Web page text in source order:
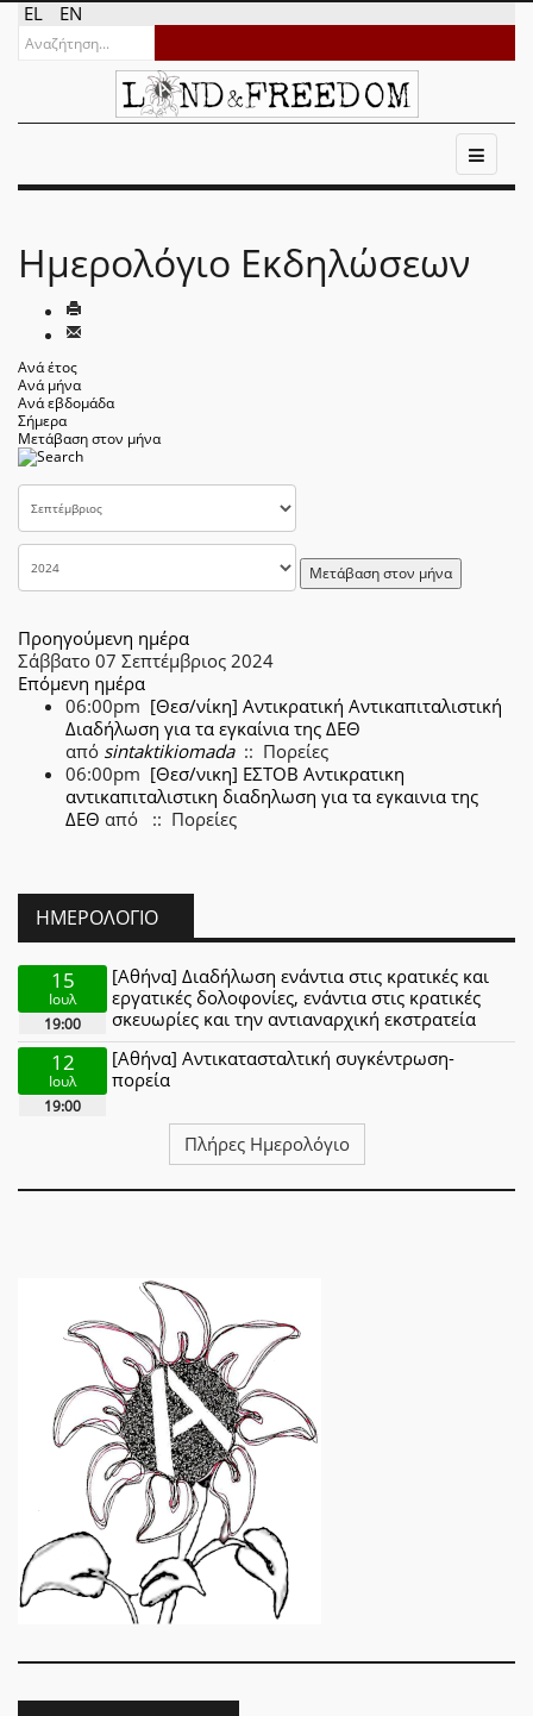
EL EN
Ημερολόγιο Εκδηλώσεων
Ανά έτος
Ανά μήνα
Ανά εβδομάδα
Σήμερα
Μετάβαση στον μήνα
Μετάβαση στον μήνα
Προηγούμενη ημέρα
Σάββατο 07 Σεπτέμβριος 2024
Επόμενη ημέρα
06:00pm [Θεσ/νίκη] Αντικρατική Αντικαπιταλιστική
Διαδήλωση για τα εγκαίνια της ΔΕΘ
από sintaktikiomada:: Πορείες
06:00pm [Θεσ/νικη] ΕΣΤΟΒ Αντικρατικη
αντικαπιταλιστικη διαδηλωση για τα εγκαινια της
ΔΕΘ από :: Πορείες
ΗΜΕΡΟΛΌΓΙΟ
15
Ιουλ
19:00
[Αθήνα] Διαδήλωση ενάντια στις κρατικές και
εργατικές δολοφονίες, ενάντια στις κρατικές
σκευωρίες και την αντιαναρχική εκστρατεία
12
Ιουλ
19:00
[Αθήνα] Αντικατασταλτική συγκέντρωση-
πορεία
Πλήρες Ημερολόγιο